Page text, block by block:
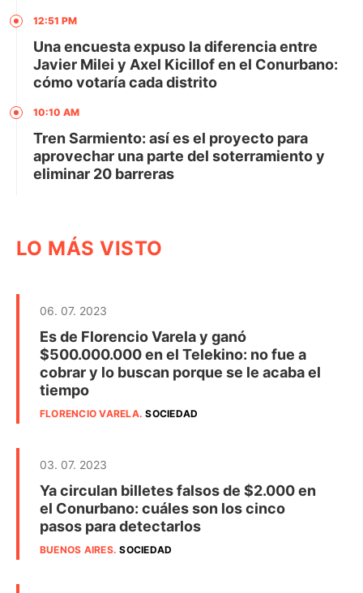
12:51 PM
Una encuesta expuso la diferencia entre
Javier Milei y Axel Kicillof en el Conurbano:
cómo votaría cada distrito
10:10 AM
Tren Sarmiento: así es el proyecto para
aprovechar una parte del soterramiento y
eliminar 20 barreras
LO MÁS VISTO
06. 07. 2023
Es de Florencio Varela y ganó
$500.000.000 en el Telekino: no fue a
cobrar y lo buscan porque se le acaba el
tiempo
FLORENCIO VARELA.SOCIEDAD
03. 07. 2023
Ya circulan billetes falsos de $2.000 en
el Conurbano: cuáles son los cinco
pasos para detectarlos
BUENOS AIRES.SOCIEDAD